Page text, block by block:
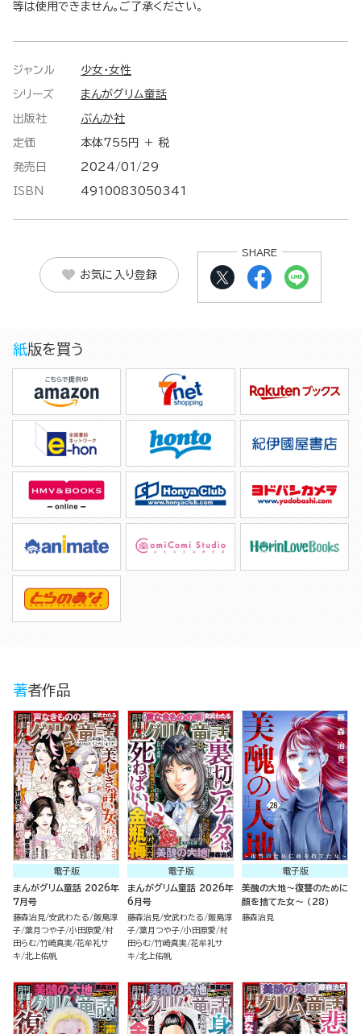
等は使用できません。ご了承ください。
ジャンル 少女・女性
シリーズ まんがグリム童話
出版社 ぶんか社
定価 本体755円 ＋ 税
発売日 2024/01/29
ISBN 4910083050341
お気に入り登録
SHARE
紙版を買う
著者作品
電子版
まんがグリム童話 2026年
7月号
藤森治見 安武わたる 飯島淳
子 葉月つや子 小田原愛 村
田らむ 竹崎真実 花牟礼サ
キ 北上佑帆
電子版
まんがグリム童話 2026年
6月号
藤森治見 安武わたる 飯島淳
子 葉月つや子 小田原愛 村
田らむ 竹崎真実 花牟礼サ
キ 北上佑帆
電子版
美醜の大地～復讐のために
顔を捨てた女～ （28）
藤森治見